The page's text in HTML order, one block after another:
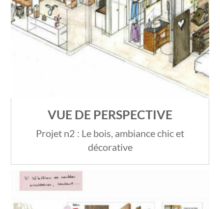
VUE DE PERSPECTIVE
Projet n2 : Le bois, ambiance chic et
décorative